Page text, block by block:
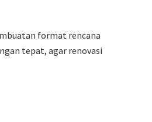
format rencana
tepat, agar renovasi